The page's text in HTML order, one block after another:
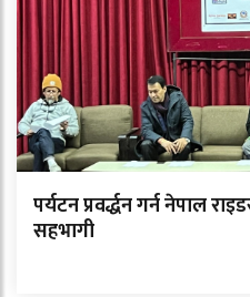
पर्यटन प्रवर्द्धन गर्न नेपाल
सहभागी